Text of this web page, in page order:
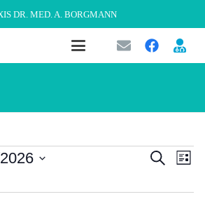
DR. MED. A. BORGMANN
Suche
Suche
Liste